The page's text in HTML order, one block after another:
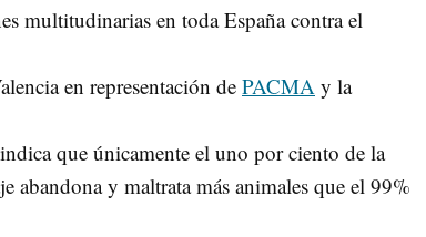
multitudinarias en toda España contra el
en representación de PACMA y la
que únicamente el uno por ciento de la
abandona y maltrata más animales que el 99%